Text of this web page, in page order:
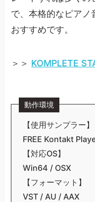
で、本格的なピアノ
おすすめです。
＞＞ KOMPLETE
動作環境
【使用サンプラー】
FREE Kontakt
【対応OS】
Win64 / OSX
【フォーマット】
VST / AU / AAX